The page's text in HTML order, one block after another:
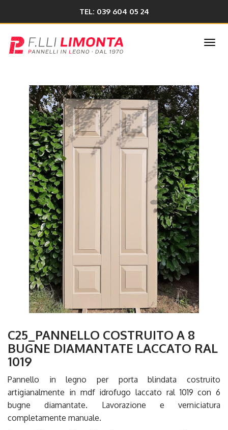
TEL: 039 604 05 24
C25_PANNELLO COSTRUITO A 8
BUGNE DIAMANTATE LACCATO RAL
1019
Pannello in legno per porta blindata costruito
artigianalmente in mdf idrofugo laccato ral 1019 con 6
bugne diamantate. Lavorazione e verniciatura
completamente manuale.